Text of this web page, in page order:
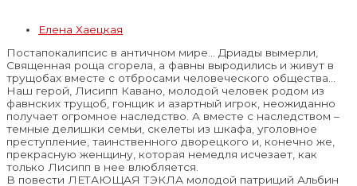
Елена Хаецкая
Постапокалипсис в античном мире… Дриады вымерли,
Священная роща сгорела, а фавны выродились и живут в
трущобах вместе с отбросами человеческого общества…
Наш герой, Лисипп Кавано, молодой человек родом из
фавнских трущоб, гонщик и азартный игрок, неожиданно
получает огромное наследство. А вместе с наследством –
темные делишки семьи, скелеты из шкафа, уголовное
преступление, таинственного дворецкого и, конечно же,
прекрасную женщину, которая немедля исчезает, как
только Лисипп в нее влюбляется.
В повести ЛЕТАЮЩАЯ ТЭКЛА молодой патриций Альбин